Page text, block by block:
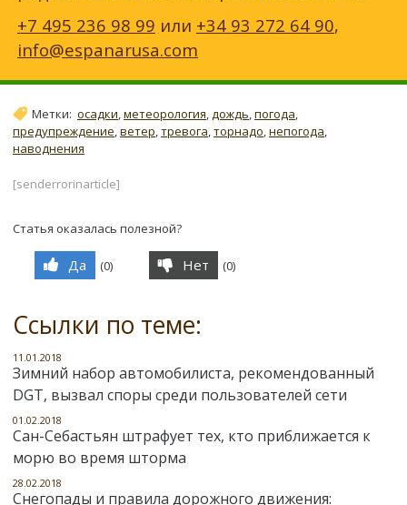
+7 495 236 98 99 или +34 93 272 64 90,
info@espanarusa.com
Метки: осадки,метеорология,дождь,погода,
предупреждение,ветер,тревога,торнадо,непогода,
наводнения
[senderrorinarticle]
Статья оказалась полезной?
Да (0) Нет (0)
Ссылки по теме:
11.01.2018
Зимний набор автомобилиста, рекомендованный
DGT, вызвал споры среди пользователей сети
01.02.2018
Сан-Себастьян штрафует тех, кто приближается к
морю во время шторма
28.02.2018
Снегопады и правила дорожного движения: